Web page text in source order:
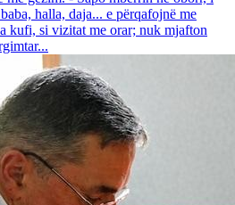
halla, daja... e përqafojnë me
kufi, si vizitat me orar; nuk mjafton